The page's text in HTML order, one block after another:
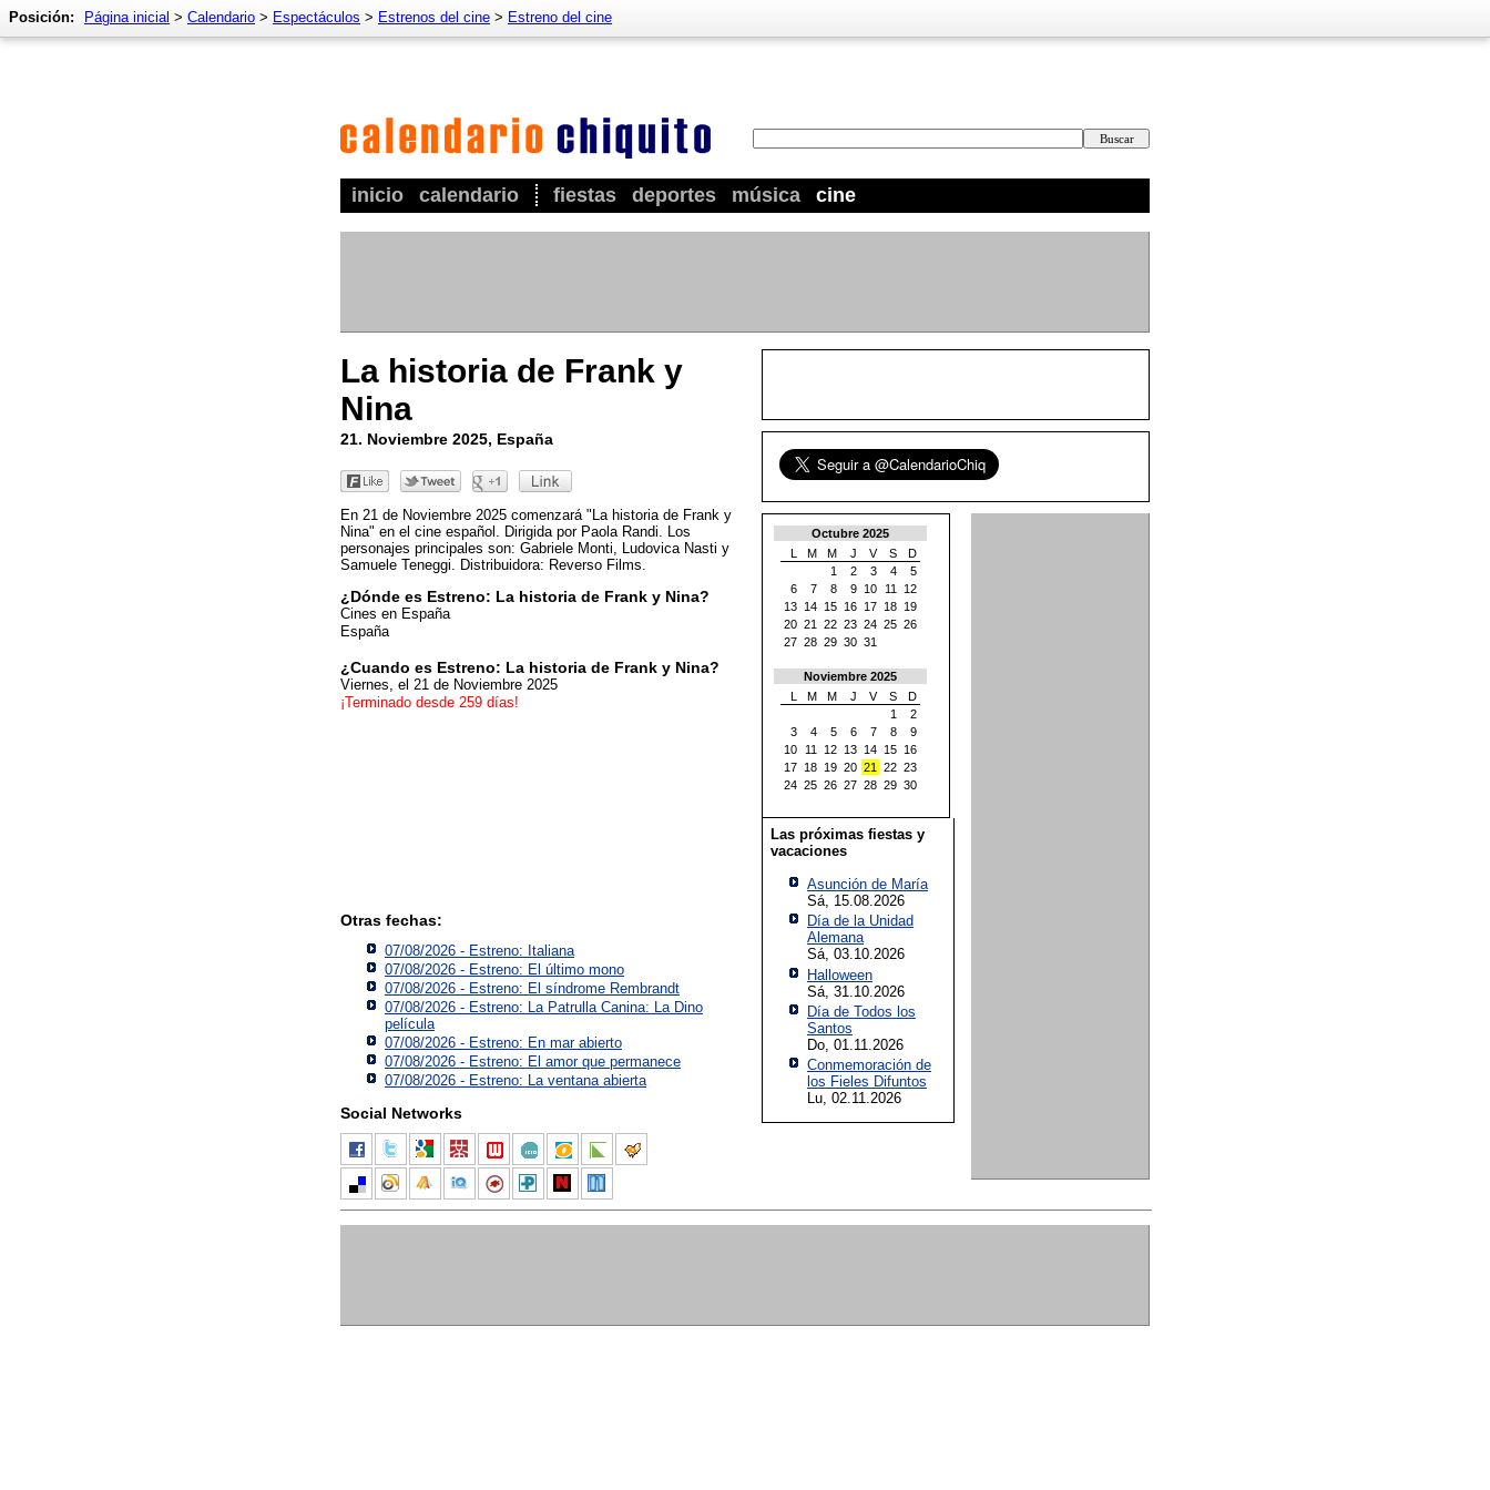
inicio calendario fiestas deportes música cine
Posición: Página inicial > Calendario > Espectáculos > Estrenos del cine > Estreno del cine
La historia de Frank y
Nina
21. Noviembre 2025, España
En 21 de Noviembre 2025 comenzará "La historia de Frank y
Nina" en el cine español. Dirigida por Paola Randi. Los
personajes principales son: Gabriele Monti, Ludovica Nasti y
Samuele Teneggi. Distribuidora: Reverso Films.
¿Dónde es Estreno: La historia de Frank y Nina?
Cines en España
España
¿Cuando es Estreno: La historia de Frank y Nina?
Viernes, el 21 de Noviembre 2025
¡Terminado desde 259 días!
Otras fechas:
07/08/2026 - Estreno: Italiana
07/08/2026 - Estreno: El último mono
07/08/2026 - Estreno: El síndrome Rembrandt
07/08/2026 - Estreno: La Patrulla Canina: La Dino
película
07/08/2026 - Estreno: En mar abierto
07/08/2026 - Estreno: El amor que permanece
07/08/2026 - Estreno: La ventana abierta
Social Networks
Octubre 2025
L
M M J V S
D
1
2 3 4
5
6
7 8 9 10 11
12
13 14 15 16 17 18 19
20 21 22 23 24 25 26
27 28 29 30 31
Noviembre 2025
L
M M J V S
D
1
2
3
4 5 6 7 8
9
10
11 12 13 14 15 16
17 18 19 20 21 22 23
24 25 26 27 28 29 30
Las próximas fiestas y
vacaciones
Asunción de María
Sá, 15.08.2026
Día de la Unidad
Alemana
Sá, 03.10.2026
Halloween
Sá, 31.10.2026
Día de Todos los
Santos
Do, 01.11.2026
Conmemoración de
los Fieles Difuntos
Lu, 02.11.2026